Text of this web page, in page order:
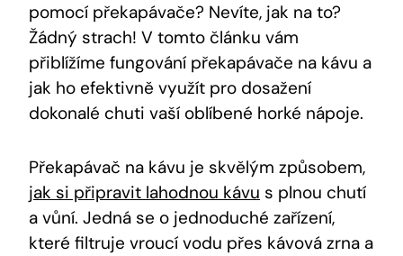
pomocí překapávače? Nevíte, jak na to?
Žádný strach! V tomto článku vám
přiblížíme fungování překapávače na kávu a
jak ho efektivně využít pro dosažení
dokonalé chuti vaší oblíbené horké nápoje.
Překapávač na kávu je skvělým způsobem,
jak si připravit lahodnou kávu s plnou chutí
a vůní. Jedná se o jednoduché zařízení,
které filtruje vroucí vodu přes kávová zrna a